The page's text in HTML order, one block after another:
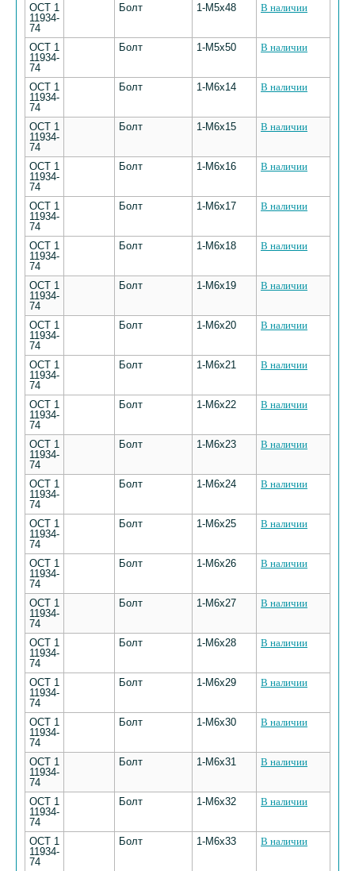
ОСТ 1
11934-
74
Болт 1-М5х48 В наличии
ОСТ 1
11934-
74
Болт 1-М5х50 В наличии
ОСТ 1
11934-
74
Болт 1-М6х14 В наличии
ОСТ 1
11934-
74
Болт 1-М6х15 В наличии
ОСТ 1
11934-
74
Болт 1-М6х16 В наличии
ОСТ 1
11934-
74
Болт 1-М6х17 В наличии
ОСТ 1
11934-
74
Болт 1-М6х18 В наличии
ОСТ 1
11934-
74
Болт 1-М6х19 В наличии
ОСТ 1
11934-
74
Болт 1-М6х20 В наличии
ОСТ 1
11934-
74
Болт 1-М6х21 В наличии
ОСТ 1
11934-
74
Болт 1-М6х22 В наличии
ОСТ 1
11934-
74
Болт 1-М6х23 В наличии
ОСТ 1
11934-
74
Болт 1-М6х24 В наличии
ОСТ 1
11934-
74
Болт 1-М6х25 В наличии
ОСТ 1
11934-
74
Болт 1-М6х26 В наличии
ОСТ 1
11934-
74
Болт 1-М6х27 В наличии
ОСТ 1
11934-
74
Болт 1-М6х28 В наличии
ОСТ 1
11934-
74
Болт 1-М6х29 В наличии
ОСТ 1
11934-
74
Болт 1-М6х30 В наличии
ОСТ 1
11934-
74
Болт 1-М6х31 В наличии
ОСТ 1
11934-
74
Болт 1-М6х32 В наличии
ОСТ 1
11934-
74
Болт 1-М6х33 В наличии